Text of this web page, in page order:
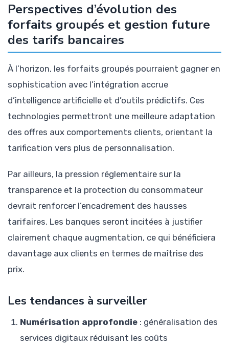
Perspectives d’évolution des
forfaits groupés et gestion future
des tarifs bancaires
À l’horizon, les forfaits groupés pourraient gagner en
sophistication avec l’intégration accrue
d’intelligence artificielle et d’outils prédictifs. Ces
technologies permettront une meilleure adaptation
des offres aux comportements clients, orientant la
tarification vers plus de personnalisation.
Par ailleurs, la pression réglementaire sur la
transparence et la protection du consommateur
devrait renforcer l’encadrement des hausses
tarifaires. Les banques seront incitées à justifier
clairement chaque augmentation, ce qui bénéficiera
davantage aux clients en termes de maîtrise des
prix.
Les tendances à surveiller
Numérisation approfondie : généralisation des
services digitaux réduisant les coûts